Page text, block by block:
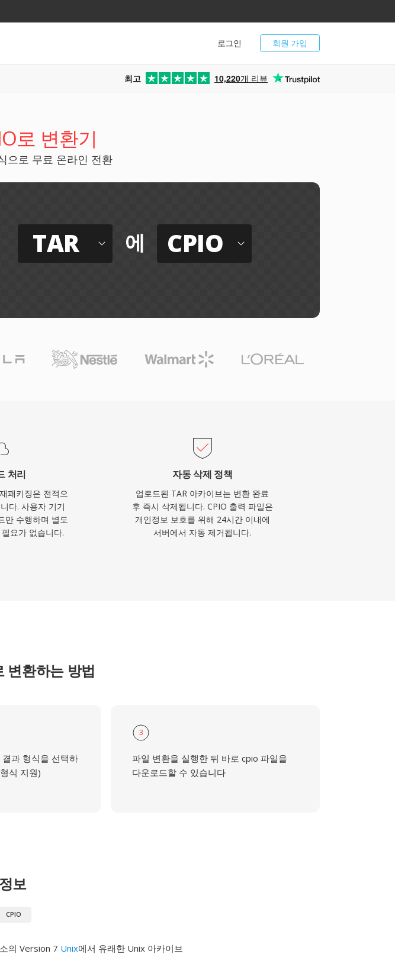
회원 가입
로그인
최고 10,220개 리뷰
로 변환기
으로 무료 온라인 전환
TAR 에 CPIO
처리
패키징은 전적으
다. 사용자 기기
만 수행하며 별도
요가 없습니다.
자동 삭제 정책
업로드된 TAR 아카이브는 변환 완료
후 즉시 삭제됩니다. CPIO 출력 파일은
개인정보 보호를 위해 24시간 이내에
서버에서 자동 제거됩니다.
변환하는 방법
과 형식을 선택하
식 지원)
3
파일 변환을 실행한 뒤 바로 cpio 파일을
다운로드할 수 있습니다
보
CPIO
의 Version 7 Unix에서 유래한 Unix 아카이브